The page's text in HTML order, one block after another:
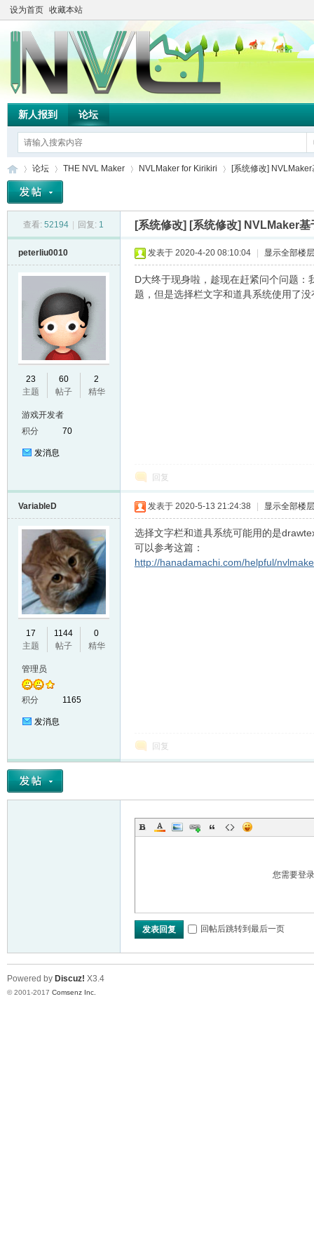
设为首页 收藏本站
新人报到 论坛
M
论坛
›
THE NVL Maker NVLMaker for Kirikiri
›
[系统修改]
查看: 52194 回复: 1 [系统修改] [系统修改] NVLMaker
peterliu0010
23
主题
60
帖子
2
精华
游戏开发者
积分
70
发消息
发表于 2020-4-20 08:10:04 显示全部楼层
D大终于现身啦，趁现在赶紧问个问题
题，但是选择栏文字和道具系统使用了
回复
VariableD
17
主题
1144
帖子
0
精华
管理员
积分 1165
发消息
发表于 2020-5-13 21:24:38 显示全部楼层
选择文字栏和道具系统可能用的是
可以参考这篇：
http://hanadamachi.com/helpful/
回复
您需要登
发表回复 回帖后跳转到最后一页
Powered by Discuz! X3.4
© 2001-2017 Comsenz Inc.